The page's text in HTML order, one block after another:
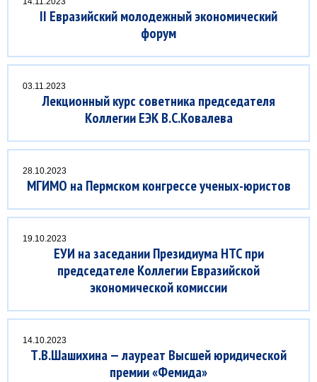
II Евразийский молодежный экономический
форум
03.11.2023
Лекционный курс советника председателя
Коллегии ЕЭК В.С.Ковалева
28.10.2023
МГИМО на Пермском конгрессе ученых-юристов
19.10.2023
ЕУИ на заседании Президиума НТС при
председателе Коллегии Евразийской
экономической комиссии
14.10.2023
Т.В.Шашихина — лауреат Высшей юридической
премии «Фемида»